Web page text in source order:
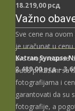
18.219,00 рсд
Katran Synapse
2.489,00рсд –
Važno
Sve cene na
je uračunat u
sve svoje resurse
budu prikazani sa
fotografijama i
garantovati da su
fotografije, a